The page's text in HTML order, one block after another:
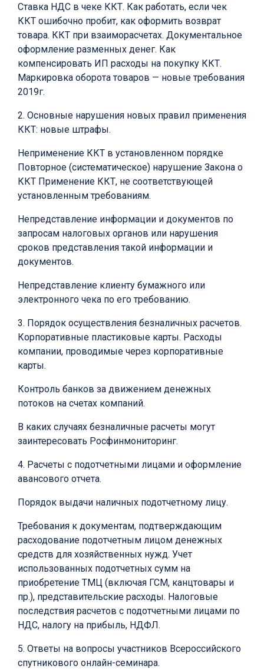
Ставка НДС в чеке ККТ. Как работать, если чек
ККТ ошибочно пробит, как оформить возврат
товара. ККТ при взаиморасчетах. Документальное
оформление разменных денег. Как
компенсировать ИП расходы на покупку ККТ.
Маркировка оборота товаров — новые требования
2019г.
2. Основные нарушения новых правил применения
ККТ: новые штрафы.
Неприменение ККТ в установленном порядке
Повторное (систематическое) нарушение Закона о
ККТ Применение ККТ, не соответствующей
установленным требованиям.
Непредставление информации и документов по
запросам налоговых органов или нарушения
сроков представления такой информации и
документов.
Непредставление клиенту бумажного или
электронного чека по его требованию.
3. Порядок осуществления безналичных расчетов.
Корпоративные пластиковые карты. Расходы
компании, проводимые через корпоративные
карты.
Контроль банков за движением денежных
потоков на счетах компаний.
В каких случаях безналичные расчеты могут
заинтересовать Росфинмониторинг.
4. Расчеты с подотчетными лицами и оформление
авансового отчета.
Порядок выдачи наличных подотчетному лицу.
Требования к документам, подтверждающим
расходование подотчетным лицом денежных
средств для хозяйственных нужд. Учет
использованных подотчетных сумм на
приобретение ТМЦ (включая ГСМ, канцтовары и
пр.), представительские расходы. Налоговые
последствия расчетов с подотчетными лицами по
НДС, налогу на прибыль, НДФЛ.
5. Ответы на вопросы участников Всероссийского
спутникового онлайн-семинара.